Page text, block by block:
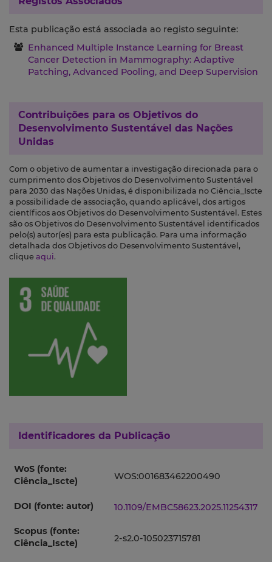
Esta publicação está associada ao registo seguinte:
Enhanced Multiple Instance Learning for Breast
Cancer Detection in Mammography: Adaptive
Patching, Advanced Pooling, and Deep Supervision
Contribuições para os Objetivos do
Desenvolvimento Sustentável das Nações
Unidas
Com o objetivo de aumentar a investigação direcionada para o
cumprimento dos Objetivos do Desenvolvimento Sustentável
para 2030 das Nações Unidas, é disponibilizada no Ciência_Iscte
a possibilidade de associação, quando aplicável, dos artigos
científicos aos Objetivos do Desenvolvimento Sustentável. Estes
são os Objetivos do Desenvolvimento Sustentável identificados
pelo(s) autor(es) para esta publicação. Para uma informação
detalhada dos Objetivos do Desenvolvimento Sustentável,
clique aqui.
Identificadores da Publicação
WoS (fonte:
Ciência_Iscte)
WOS:001683462200490
DOI (fonte: autor) 10.1109/EMBC58623.2025.11254317
Scopus (fonte:
Ciência_Iscte)
2-s2.0-105023715781